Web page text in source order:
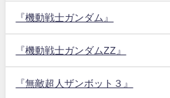
『機動戦士ガンダム』
『機動戦士ガンダムZZ』
『無敵超人ザンボット３』